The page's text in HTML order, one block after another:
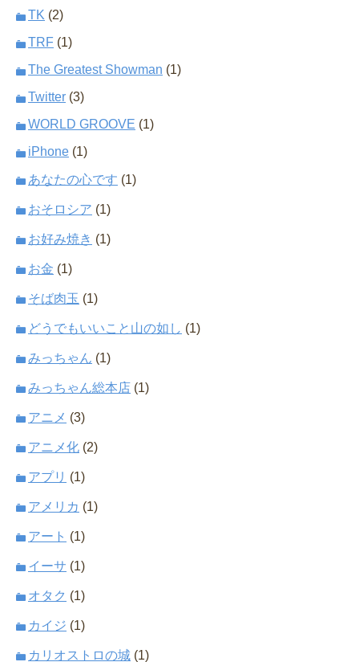
TK (2)
TRF (1)
The Greatest Showman (1)
Twitter (3)
WORLD GROOVE (1)
iPhone (1)
あなたの心です (1)
おそロシア (1)
お好み焼き (1)
お金 (1)
そば肉玉 (1)
どうでもいいこと山の如し (1)
みっちゃん (1)
みっちゃん総本店 (1)
アニメ (3)
アニメ化 (2)
アプリ (1)
アメリカ (1)
アート (1)
イーサ (1)
オタク (1)
カイジ (1)
カリオストロの城 (1)